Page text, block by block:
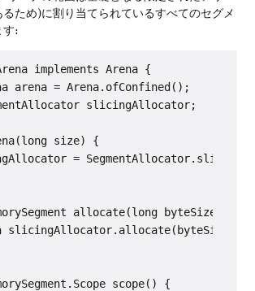
ため)に割り当てられているすべてのセグメ
す:
implements Arena {
arena = Arena.ofConfined();
slicingAllocator;
size) {
=
allocate(long byteSize,
slicingAllocator.allocate(byteSize,
scope() {